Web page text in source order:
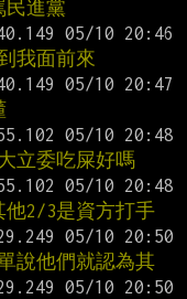
進黨
我面前來
立委吃屎好嗎
2/3是資方打手
說他們就認為其